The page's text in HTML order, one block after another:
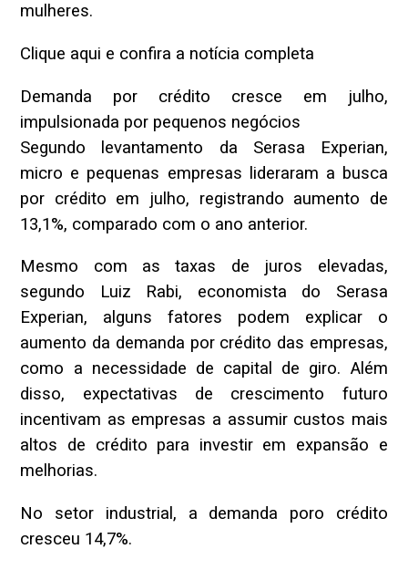
mulheres.
Clique aqui e confira a notícia completa
Demanda por crédito cresce em julho,
impulsionada por pequenos negócios
Segundo levantamento da Serasa Experian,
micro e pequenas empresas lideraram a busca
por crédito em julho, registrando aumento de
13,1%, comparado com o ano anterior.
Mesmo com as taxas de juros elevadas,
segundo Luiz Rabi, economista do Serasa
Experian, alguns fatores podem explicar o
aumento da demanda por crédito das empresas,
como a necessidade de capital de giro. Além
disso, expectativas de crescimento futuro
incentivam as empresas a assumir custos mais
altos de crédito para investir em expansão e
melhorias.
No setor industrial, a demanda poro crédito
cresceu 14,7%.